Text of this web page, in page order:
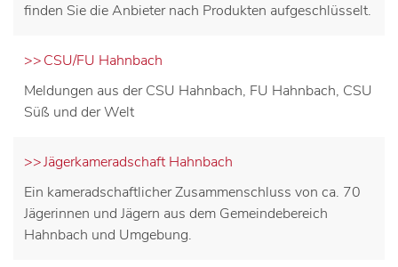
finden Sie die Anbieter nach Produkten aufgeschlüsselt.
CSU/FU Hahnbach
Meldungen aus der CSU Hahnbach, FU Hahnbach, CSU
Süß und der Welt
Jägerkameradschaft Hahnbach
Ein kameradschaftlicher Zusammenschluss von ca. 70
Jägerinnen und Jägern aus dem Gemeindebereich
Hahnbach und Umgebung.